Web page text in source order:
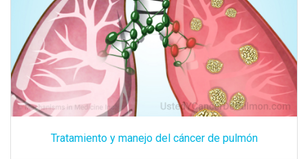
Tratamiento y manejo del cáncer de pulmón